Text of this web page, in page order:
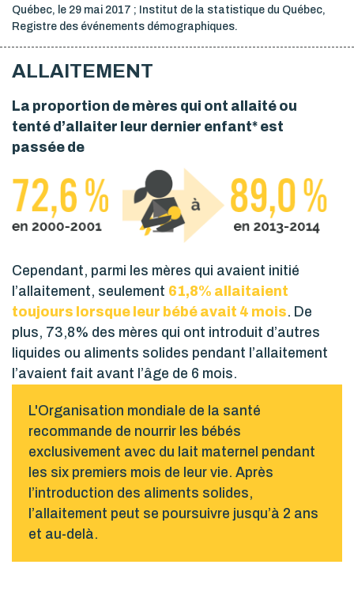
Québec, le 29 mai 2017 ; Institut de la statistique du Québec,
Registre des événements démographiques.
ALLAITEMENT
La proportion de mères qui ont allaité ou
tenté d’allaiter leur dernier enfant* est
passée de
Cependant, parmi les mères qui avaient initié
l’allaitement, seulement 61,8% allaitaient
toujours lorsque leur bébé avait 4 mois. De
plus, 73,8% des mères qui ont introduit d’autres
liquides ou aliments solides pendant l’allaitement
l’avaient fait avant l’âge de 6 mois.
L'Organisation mondiale de la santé
recommande de nourrir les bébés
exclusivement avec du lait maternel pendant
les six premiers mois de leur vie. Après
l’introduction des aliments solides,
l’allaitement peut se poursuivre jusqu’à 2 ans
et au-delà.